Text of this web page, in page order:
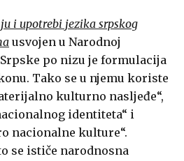
i upotrebi jezika srpskog
usvojen u Narodnoj
po nizu je formulacija
Tako se u njemu koriste
kulturno nasljeđe“,
identiteta“ i
nacionalne kulture“.
se ističe narodnosna